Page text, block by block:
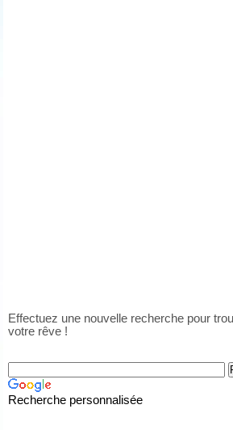
Effectuez une nouvelle recherche pour
votre rêve !
Recherche personnalisée